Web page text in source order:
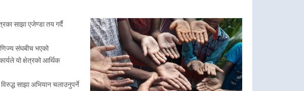
साझा एजेण्डा तय गर्दै
संघबीच भएको
यो क्षेत्रको आर्थिक
साझा अभियान चलाउनुपर्ने